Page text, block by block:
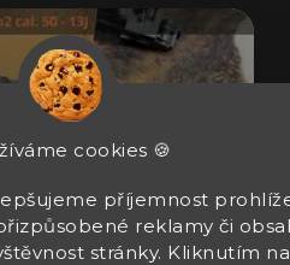
cookies 🍪
příjemnost
reklamy či
stránky. Kliknutím na